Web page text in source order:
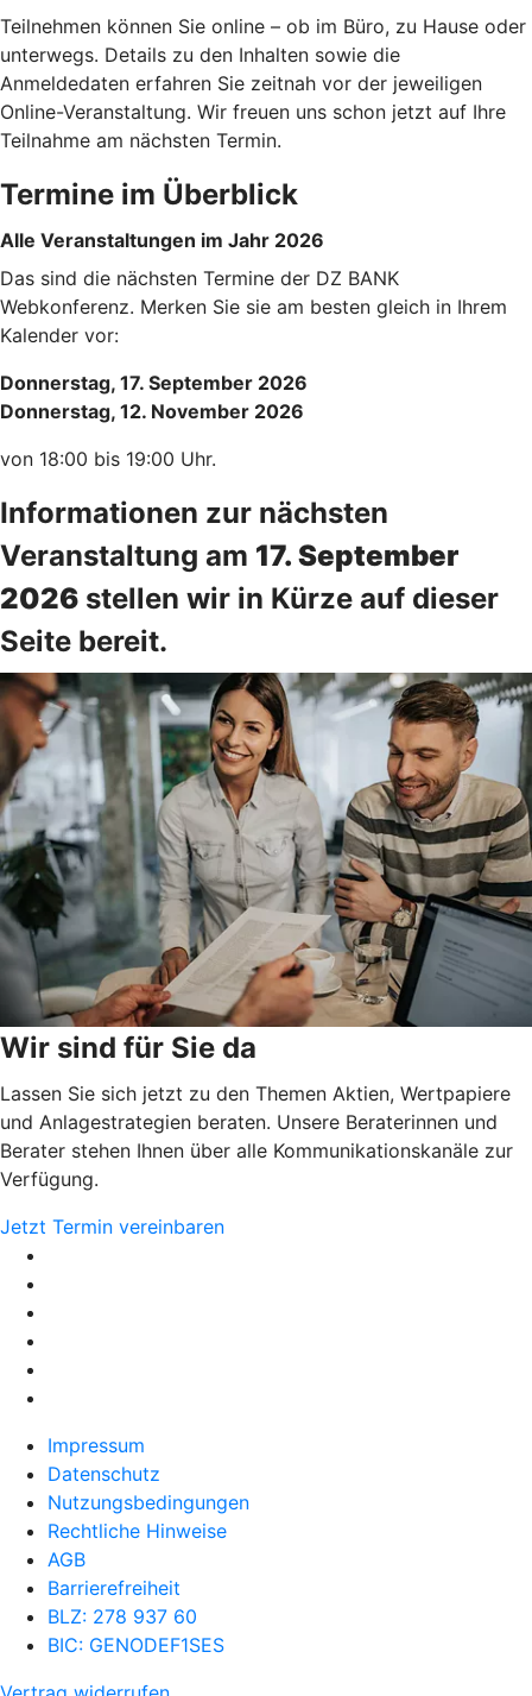
Teilnehmen können Sie online – ob im Büro, zu Hause oder
unterwegs. Details zu den Inhalten sowie die
Anmeldedaten erfahren Sie zeitnah vor der jeweiligen
Online-Veranstaltung. Wir freuen uns schon jetzt auf Ihre
Teilnahme am nächsten Termin.
Termine im Überblick
Alle Veranstaltungen im Jahr 2026
Das sind die nächsten Termine der DZ BANK
Webkonferenz. Merken Sie sie am besten gleich in Ihrem
Kalender vor:
Donnerstag, 17. September 2026
Donnerstag, 12. November 2026
von 18:00 bis 19:00 Uhr.
Informationen zur nächsten
Veranstaltung am 17. September
2026 stellen wir in Kürze auf dieser
Seite bereit.
Wir sind für Sie da
Lassen Sie sich jetzt zu den Themen Aktien, Wertpapiere
und Anlagestrategien beraten. Unsere Beraterinnen und
Berater stehen Ihnen über alle Kommunikationskanäle zur
Verfügung.
Jetzt Termin vereinbaren
Impressum
Datenschutz
Nutzungsbedingungen
Rechtliche Hinweise
AGB
Barrierefreiheit
BLZ: 278 937 60
BIC: GENODEF1SES